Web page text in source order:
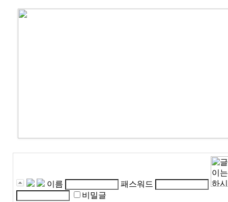
이름
패스워드
비밀글